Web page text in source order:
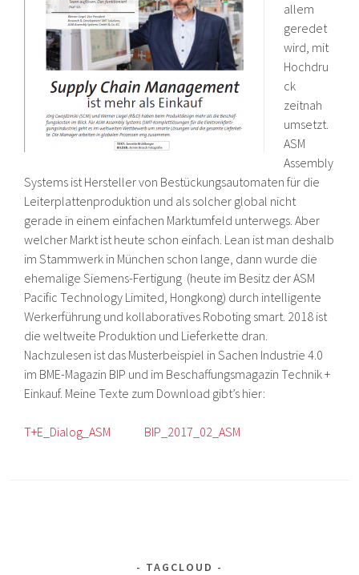
allem
geredet
wird, mit
Hochdru
ck
zeitnah
umsetzt.
ASM
Assembly
Systems ist Hersteller von Bestückungsautomaten für die
Leiterplattenproduktion und als solcher global nicht
gerade in einem einfachen Marktumfeld unterwegs. Aber
welcher Markt ist heute schon einfach. Lean ist man deshalb
im Stammwerk in München schon lange, dann wurde die
ehemalige Siemens-Fertigung (heute im Besitz der ASM
Pacific Technology Limited, Hongkong) durch intelligente
Werkerführung und kollaboratives Roboting smart. 2018 ist
die weltweite Produktion und Lieferkette dran.
Nachzulesen ist das Musterbeispiel in Sachen Industrie 4.0
im BME-Magazin BIP und im Beschaffungsmagazin Technik +
Einkauf. Meine Texte zum Download gibt’s hier:
T+E_Dialog_ASM BIP_2017_02_ASM
TAGCLOUD